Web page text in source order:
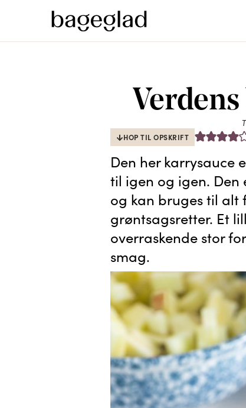
HOP TIL OPSKRIFT
Den her karrysauce
til igen og igen. Den
og kan bruges til alt
grøntsagsretter. Et
overraskende stor
smag.